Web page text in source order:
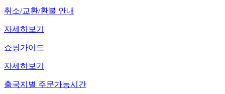
취소/교환/환불 안내
자세히보기
쇼핑가이드
자세히보기
출국지별 주문가능시간